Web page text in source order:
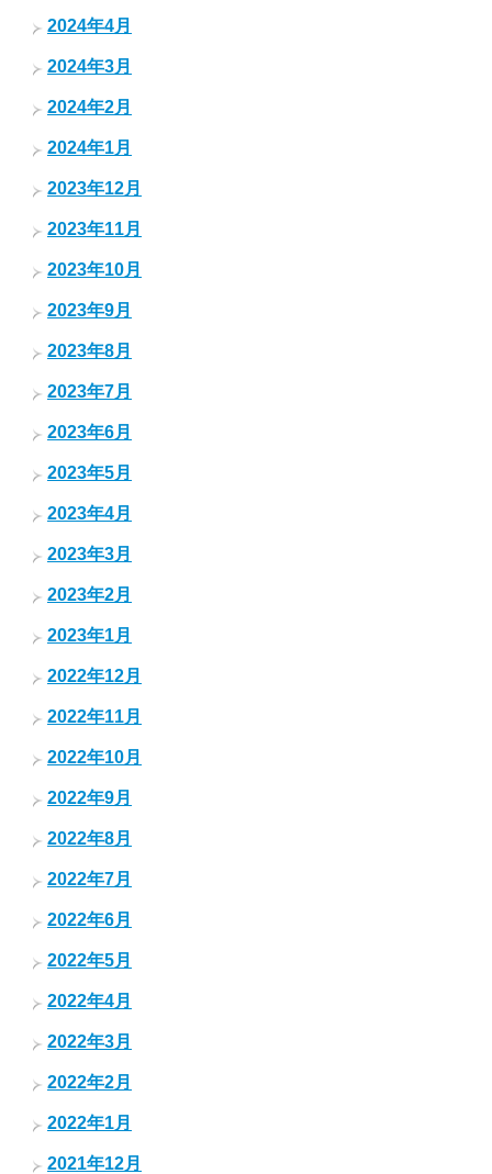
2024年4月
2024年3月
2024年2月
2024年1月
2023年12月
2023年11月
2023年10月
2023年9月
2023年8月
2023年7月
2023年6月
2023年5月
2023年4月
2023年3月
2023年2月
2023年1月
2022年12月
2022年11月
2022年10月
2022年9月
2022年8月
2022年7月
2022年6月
2022年5月
2022年4月
2022年3月
2022年2月
2022年1月
2021年12月